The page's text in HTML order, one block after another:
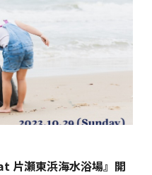
片瀬東浜海水浴場』開